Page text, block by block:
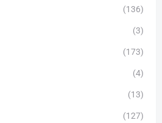
(136)
(3)
(173)
(4)
(13)
(127)